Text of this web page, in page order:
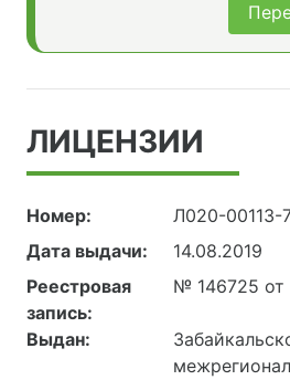
ЛИЦЕНЗИИ
Номер:
Л020-00113-
Дата выдачи:
14.08.2019
Реестровая
запись:
№ 146725 от
Выдан: